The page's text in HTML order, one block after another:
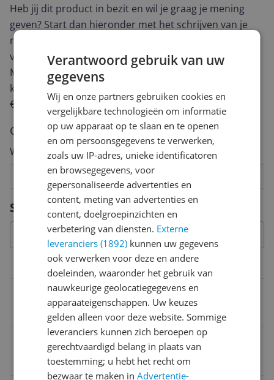
Specificaties
Materiaal & afmetingen
Product lengte
Product hoogte
Heb jij dit product in bezit en wil je graag je mening
geven? Start dan hieronder met het schrijven van je
review. Afhankelijk van de details duurt het schrijven
van een review gemiddeld tussen de 3 en 10 minuten.
Met jouw mening help je andere bezoekers een betere
keuze te maken én maak je iedere maand kans op
€250,-!
Klik hier voor de actievoorwaarden.
Cijfer
Welk cijfer geef jij dit product?
6
5
4
3
2
Vraag 1 van 4
Verantwoord gebruik van uw
gegevens
Wij en onze partners gebruiken cookies en
vergelijkbare technologieën om informatie
op uw apparaat op te slaan en te openen
en om persoonsgegevens te verwerken,
zoals uw IP-adres, unieke identificatoren
en browsegegevens, voor
gepersonaliseerde advertenties en
content, meting van advertenties en
content, doelgroepinzichten en
verbetering van diensten. Externe
leveranciers (1892) kunnen uw gegevens
ook verwerken voor deze en andere
doeleinden, waaronder het gebruik van
nauwkeurige geolocatiegegevens en
apparaateigenschappen. Uw keuzes
gelden alleen voor deze website. Sommige
leveranciers kunnen zich beroepen op
gerechtvaardigd belang in plaats van
toestemming; u hebt het recht om
bezwaar te maken inAdvertentie-